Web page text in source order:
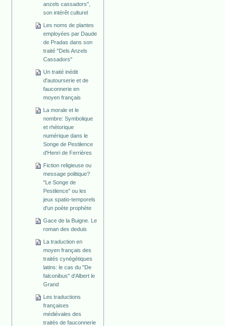
anzels cassadors",
son intérêt culturel
Les noms de plantes
employées par Daude
de Pradas dans son
traité "Dels Anzels
Cassadors"
Un traité inédit
d'autourserie et de
fauconnerie en
moyen français
La morale et le
nombre: Symbolique
et rhétorique
numérique dans le
Songe de Pestilence
d'Henri de Ferrières
Fiction religieuse ou
message politique?
"Le Songe de
Pestilence" ou les
jeux spatio-temporels
d'un poète prophète
Gace de la Buigne. Le
roman des deduis
La traduction en
moyen français des
traités cynégétiques
latins: le cas du "De
falconibus" d'Albert le
Grand
Les traductions
françaises
médiévales des
traités de fauconnerie